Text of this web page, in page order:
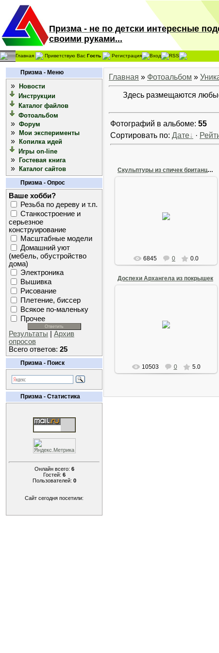
Призма - не по детски интересные
своими руками...
Главная Приветствую Вас Гость Регистрация Вход RSS
Призма - Меню
»
Новости
Инструкции
Каталог файлов
Фотоальбом
» Форум
» Мои эксперименты
»
Копилка идей
Игры on-line
» Гостевая книга
» Каталог сайтов
Призма - Опрос
Ваше хобби?
Резьба по дереву и т.п.
Станкостроение и
серьезное
конструирование
Масштабные модели
Домашний уют
(мебель, обустройство
дома)
Электроника
Вышивка
Рисование
Плетение, биссер
Всякое по-маленьку
Прочее
Результаты
Архив
опросов
Всего ответов: 25
Призма - Поиск
Призма - Статистика
Онлайн всего: 6
Гостей: 6
Пользователей: 0
Сайт сегодня посетили:
Главная » Фотоальбом »
Здесь размещаются
Фотографий в альбоме: 55
Сортировать по: Дате ·
Скульптуры из спичек британца Дэвида Мача
6845 0 0.0
Доспехи Архангела из покрышек
Доспехи Архангела выполненые из
автомобильных шин.
10503 0 5.0